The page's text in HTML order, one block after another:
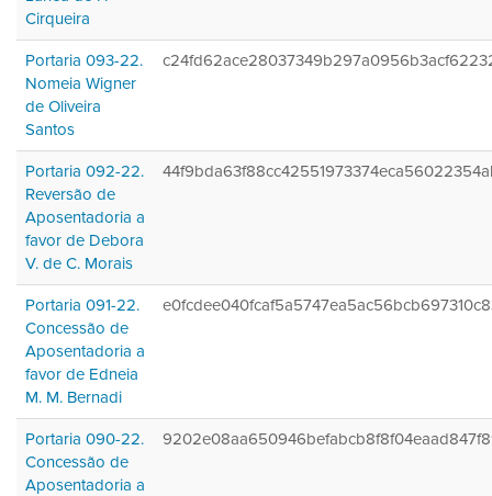
Cirqueira
Portaria 093-22.
Nomeia Wigner
de Oliveira
Santos
Portaria 092-22.
Reversão de
Aposentadoria a
favor de Debora
V. de C. Morais
Portaria 091-22.
Concessão de
Aposentadoria a
favor de Edneia
M. M. Bernadi
Portaria 090-22.
Concessão de
Aposentadoria a